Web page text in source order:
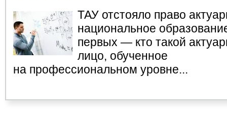
ТАУ отстояло право
национальное
первых — кто такой
лицо, обученное
на профессиональном уровне...